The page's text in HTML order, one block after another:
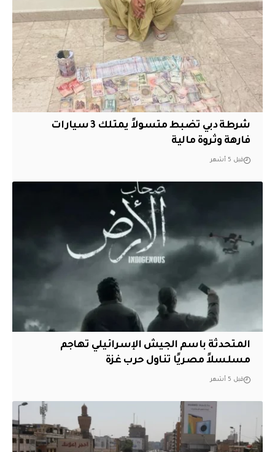
شرطة دبي تضبط متسولاً يمتلك 3 سيارات
فارهة وثروة مالية
قبل 5 أشهر
المتحدثة باسم الجيش الإسرائيلي تهاجم
مسلسلاً مصريًا تناول حرب غزة
قبل 5 أشهر